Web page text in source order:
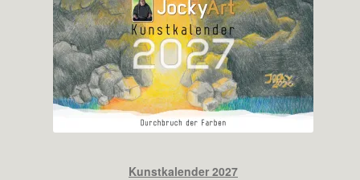
Kunstkalender 2027